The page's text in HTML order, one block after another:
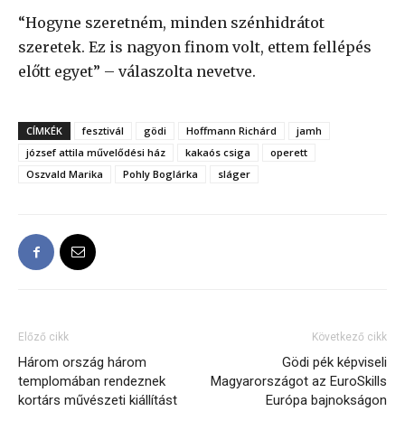
“Hogyne szeretném, minden szénhidrátot
szeretek. Ez is nagyon finom volt, ettem fellépés
előtt egyet” – válaszolta nevetve.
CÍMKÉK fesztivál gödi Hoffmann Richárd
jamh
józsef attila művelődési ház
kakaós csiga
operett
Oszvald Marika
Pohly Boglárka sláger
Előző cikk
Három ország három
templomában rendeznek
kortárs művészeti kiállítást
Következő cikk
Gödi pék képviseli
Magyarországot az EuroSkills
Európa bajnokságon